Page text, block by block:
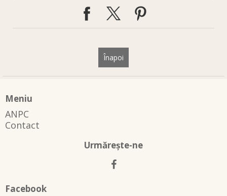
Înapoi
Meniu
ANPC
Contact
Urmăreşte-ne
Facebook